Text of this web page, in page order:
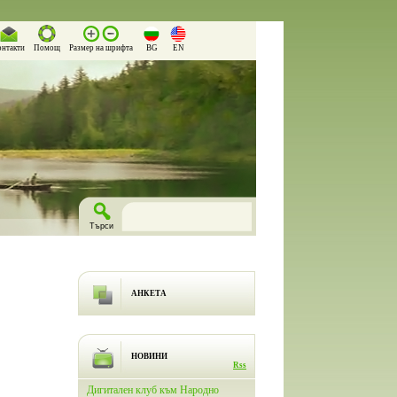
Помощ Размер на шрифта BG EN
АНКЕТА
НОВИНИ
Rss
Дигитален клуб към Народно